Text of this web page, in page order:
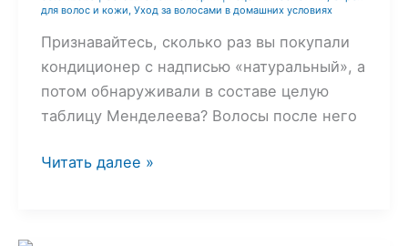
защиты
для волос и кожи, Уход за волосами в домашних условиях
Признавайтесь, сколько раз вы покупали
кондиционер с надписью «натуральный», а
потом обнаруживали в составе целую
таблицу Менделеева? Волосы после него
Домашний
Читать далее »